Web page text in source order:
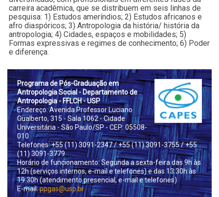
carreira acadêmica, que se distribuem em seis linhas de
pesquisa: 1) Estudos ameríndios; 2) Estudos africanos e
afro diaspóricos; 3) Antropologia da história/ história da
antropologia; 4) Cidades, espaços e mobilidades; 5)
Formas expressivas e regimes de conhecimento; 6) Poder
e diferença.
Programa de Pós-Graduação em
Antropologia Social - Departamento de
Antropologia - FFLCH - USP
Endereço: Avenida Professor Luciano
Gualberto, 315 - Sala 1062 - Cidade
Universitária - São Paulo/SP - CEP: 05508-
010
Telefones: +55 (11) 3091-2347/ +55 (11) 3091-3755/ +55
(11) 3091-3779
Horário de funcionamento: Segunda a sexta-feira das 9h às
12h (serviços internos, e-mail e telefones) e das 13:30h às
19:30h (atendimento presencial, e-mail e telefones)
E-mail:ppgas@usp.br